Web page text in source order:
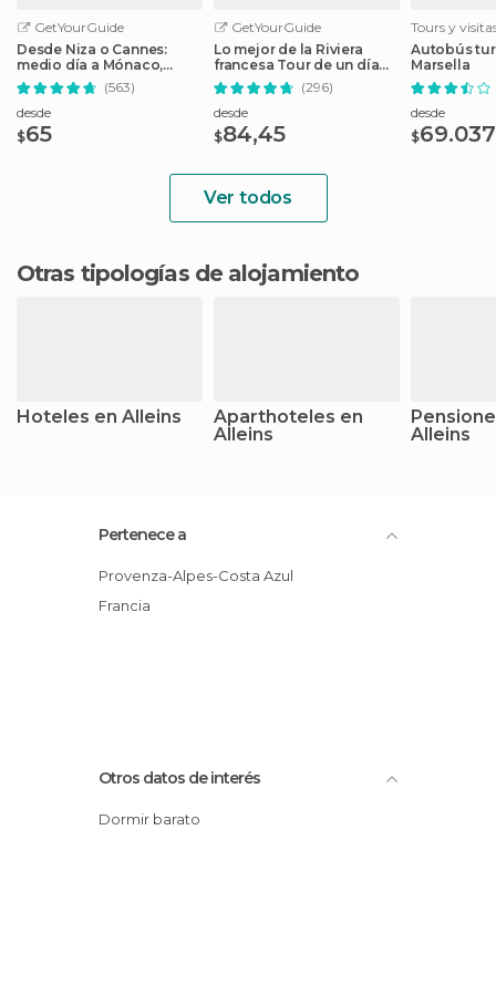
GetYourGuide
Desde Niza o Cannes:
medio día a Mónaco,
Montecarlo y Eze
(563)
desde
$65
GetYourGuide
Lo mejor de la Riviera
francesa Tour de un día
desde Niza
(296)
desde
$84,45
Tours y
Autobús
Marsella
desde
$69.037
Ver todos
Otras tipologías de alojamiento
Hoteles en Alleins
Aparthoteles en
Alleins
Alleins
Pertenece a
Provenza-Alpes-Costa Azul
Francia
Otros datos de interés
Dormir barato